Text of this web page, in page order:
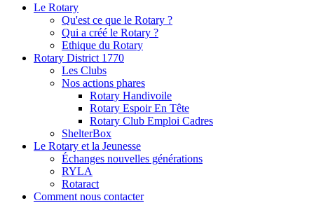
Le Rotary
Qu'est ce que le Rotary ?
Qui a créé le Rotary ?
Ethique du Rotary
Rotary District 1770
Les Clubs
Nos actions phares
Rotary Handivoile
Rotary Espoir En Tête
Rotary Club Emploi Cadres
ShelterBox
Le Rotary et la Jeunesse
Échanges nouvelles générations
RYLA
Rotaract
Comment nous contacter